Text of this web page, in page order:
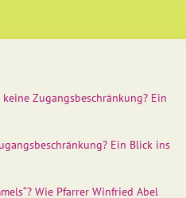
Zugangsbeschränkung? Ein
Ein Blick ins
Wie Pfarrer Winfried Abel